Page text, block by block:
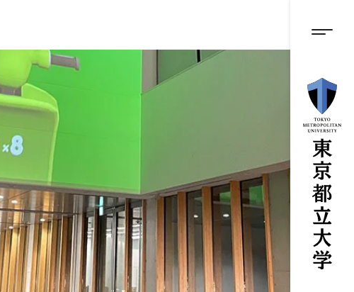
ン
ン
ツ
に
ス
キ
ッ
プ
メニ